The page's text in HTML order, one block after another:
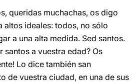
queridas muchachas, os digo
altos ideales: todos, no sólo
a una alta medida. Sed santos.
santos a vuestra edad? Os
Lo dice también san
de vuestra ciudad, en una de sus